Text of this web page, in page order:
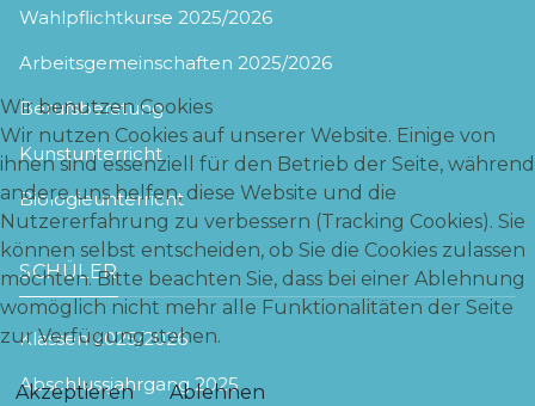
Wahlpflichtkurse 2025/2026
Arbeitsgemeinschaften 2025/2026
Berufsberatung
Kunstunterricht
Biologieunterricht
SCHÜLER
Klassen 2025/2026
Abschlussjahrgang 2025
Wir benutzen Cookies
Wir nutzen Cookies auf unserer Website. Einige von
ihnen sind essenziell für den Betrieb der Seite, während
andere uns helfen, diese Website und die
Nutzererfahrung zu verbessern (Tracking Cookies). Sie
können selbst entscheiden, ob Sie die Cookies zulassen
möchten. Bitte beachten Sie, dass bei einer Ablehnung
womöglich nicht mehr alle Funktionalitäten der Seite
zur Verfügung stehen.
Akzeptieren
Ablehnen